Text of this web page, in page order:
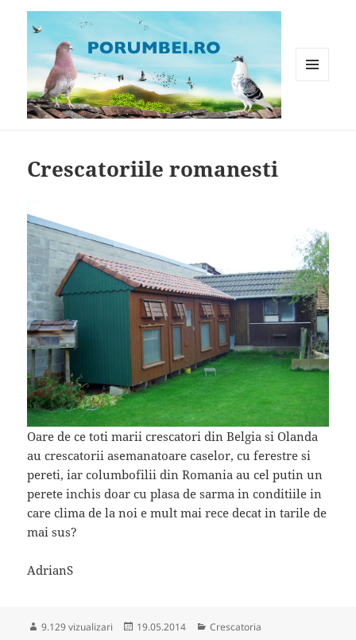
Crescatoriile romanesti
Oare de ce toti marii crescatori din Belgia si Olanda
au crescatorii asemanatoare caselor, cu ferestre si
pereti, iar columbofilii din Romania au cel putin un
perete inchis doar cu plasa de sarma in conditiile in
care clima de la noi e mult mai rece decat in tarile de
mai sus?
AdrianS
9.129 vizualizari
Publicat
19.05.2014 Categorii
Crescatoria